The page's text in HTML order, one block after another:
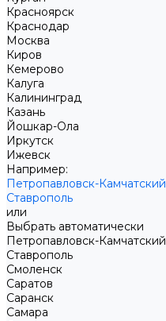
Красноярск
Краснодар
Москва
Киров
Кемерово
Калуга
Калининград
Казань
Йошкар-Ола
Иркутск
Ижевск
Например:
Петропавловск-Камчатский
Ставрополь
или
Выбрать автоматически
Петропавловск-Камчатский
Ставрополь
Смоленск
Саратов
Саранск
Самара